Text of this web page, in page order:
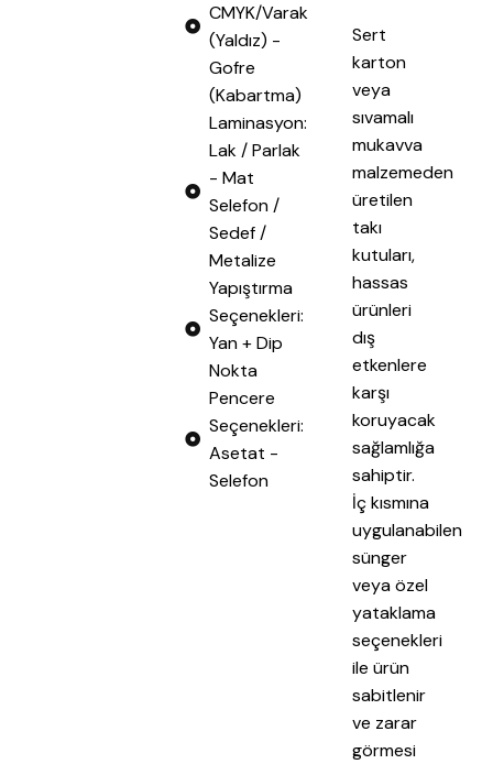
CMYK/Varak
(Yaldız) -
Gofre
(Kabartma)
Laminasyon:
Lak / Parlak
- Mat
Selefon /
Sedef /
Metalize
Yapıştırma
Seçenekleri:
Yan + Dip
Nokta
Pencere
Seçenekleri:
Asetat -
Selefon
Sert
karton
veya
sıvamalı
mukavva
malzemeden
üretilen
takı
kutuları,
hassas
ürünleri
dış
etkenlere
karşı
koruyacak
sağlamlığa
sahiptir.
İç kısmına
uygulanabilen
sünger
veya özel
yataklama
seçenekleri
ile ürün
sabitlenir
ve zarar
görmesi